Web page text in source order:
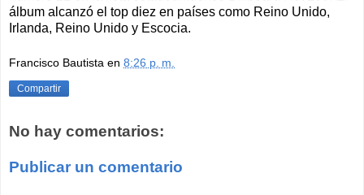
álbum alcanzó el top diez en países como Reino Unido,
Irlanda, Reino Unido y Escocia.
Francisco Bautista en 8:26 p. m.
Compartir
No hay comentarios:
Publicar un comentario